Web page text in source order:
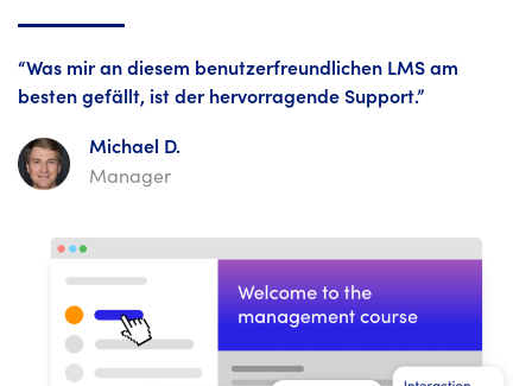
“Was mir an diesem benutzerfreundlichen LMS am
besten gefällt, ist der hervorragende Support.”
Michael D.
Manager